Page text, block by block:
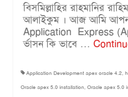
বিসমিল্লাহির রাহমানির
আলাইকুম । আজ আমি
Application Express
র্ভাসন কি ভাবে …
Application Development apex oracle 4.2,
Oracle apex 5.0 installation, Oracle apex 5.0